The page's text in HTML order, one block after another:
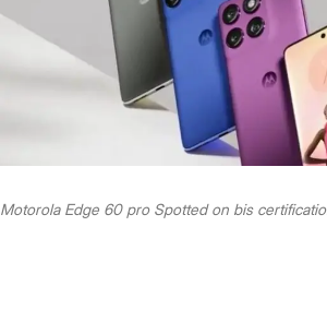
Motorola Edge 60 pro Spotted on bis